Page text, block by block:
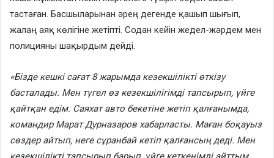
тастаған. Басшыларынан әрең дегенде қашып шығып,
жалаң аяқ көлігіне жетіпті. Содан кейін жедел-жәрдем мен
полицияны шақырдым дейді.
«Бізде кешкі сағат 8 жарымда кезекшілікті өткізу
басталады. Мен түгел өз кезекшілігімді тапсырып, үйге
қайтқан едім. Саяхат авто бекетіне жетіп қалғанымда,
командир Марат Дурназаров хабарласты. Маған боқауыз
сөздер айтып, неге сұранбай кетіп қалғансың деді. Мен